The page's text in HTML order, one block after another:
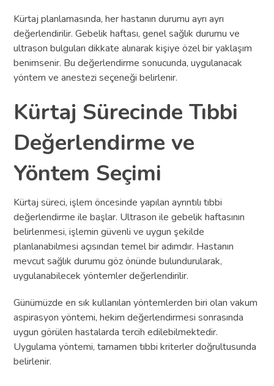
Kürtaj planlamasında, her hastanın durumu ayrı ayrı
değerlendirilir. Gebelik haftası, genel sağlık durumu ve
ultrason bulguları dikkate alınarak kişiye özel bir yaklaşım
benimsenir. Bu değerlendirme sonucunda, uygulanacak
yöntem ve anestezi seçeneği belirlenir.
Kürtaj Sürecinde Tıbbi
Değerlendirme ve
Yöntem Seçimi
Kürtaj süreci, işlem öncesinde yapılan ayrıntılı tıbbi
değerlendirme ile başlar. Ultrason ile gebelik haftasının
belirlenmesi, işlemin güvenli ve uygun şekilde
planlanabilmesi açısından temel bir adımdır. Hastanın
mevcut sağlık durumu göz önünde bulundurularak,
uygulanabilecek yöntemler değerlendirilir.
Günümüzde en sık kullanılan yöntemlerden biri olan vakum
aspirasyon yöntemi, hekim değerlendirmesi sonrasında
uygun görülen hastalarda tercih edilebilmektedir.
Uygulama yöntemi, tamamen tıbbi kriterler doğrultusunda
belirlenir.